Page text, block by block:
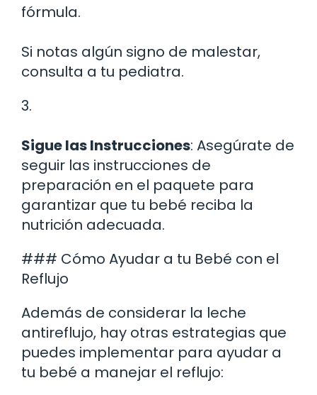
fórmula.
Si notas algún signo de malestar,
consulta a tu pediatra.
3.
Sigue las Instrucciones: Asegúrate de
seguir las instrucciones de
preparación en el paquete para
garantizar que tu bebé reciba la
nutrición adecuada.
### Cómo Ayudar a tu Bebé con el
Reflujo
Además de considerar la leche
antireflujo, hay otras estrategias que
puedes implementar para ayudar a
tu bebé a manejar el reflujo: